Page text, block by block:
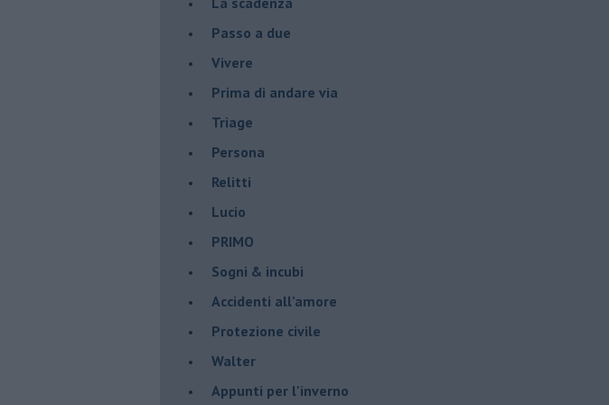
Passo a due
Vivere
Prima di andare via
Triage
Persona
Relitti
Lucio
PRIMO
Sogni & incubi
Accidenti all’amore
Protezione civile
Walter
Appunti per l'inverno